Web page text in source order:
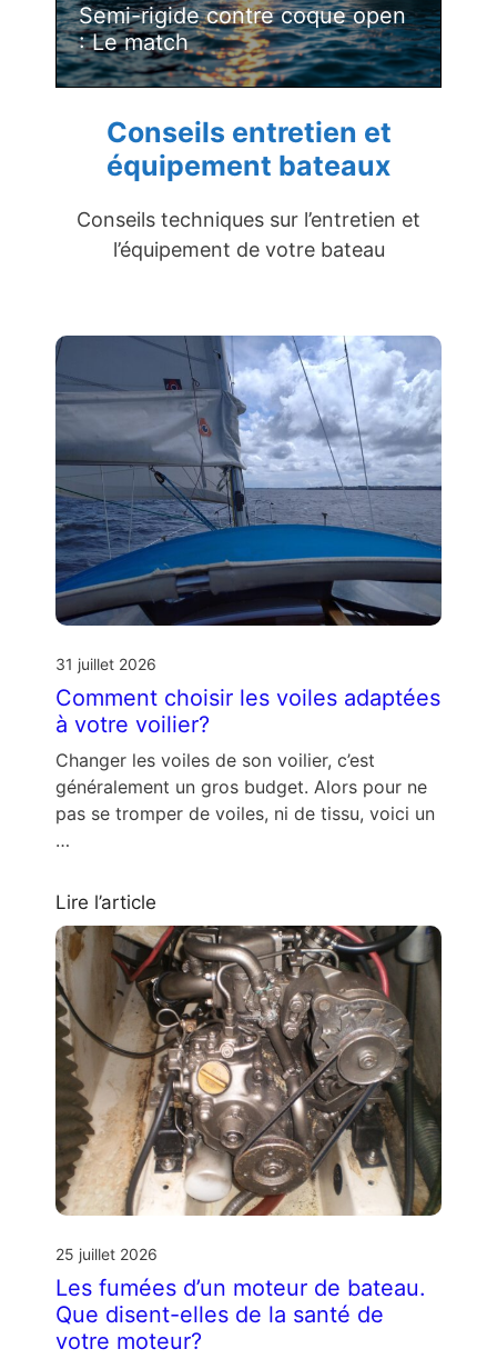
Semi-rigide contre coque open
: Le match
Conseils entretien et
équipement bateaux
Conseils techniques sur l’entretien et
l’équipement de votre bateau
31 juillet 2026
Comment choisir les voiles adaptées
à votre voilier?
Changer les voiles de son voilier, c’est
généralement un gros budget. Alors pour ne
pas se tromper de voiles, ni de tissu, voici un
…
Lire l’article
25 juillet 2026
Les fumées d’un moteur de bateau.
Que disent-elles de la santé de
votre moteur?